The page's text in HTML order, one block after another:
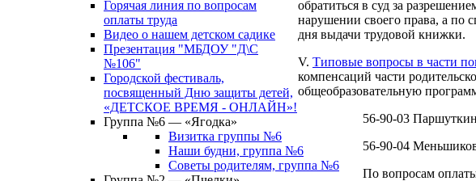
Горячая линия по вопросам
оплаты труда
Видео о нашем детском садике
Презентация "МБДОУ "Д\С
№106"
Городской фестиваль,
посвященный Дню защиты детей,
«ДЕТСКОЕ ВРЕМЯ - ОНЛАЙН»!
Группа №6 — «Ягодка»
Визитка группы №6
Наши будни, группа №6
Советы родителям, группа №6
обратиться в суд за
нарушении своего права, а по
дня выдачи трудовой книжки.
V. Типовые вопросы в части
компенсаций части
общеобразовательную
56-90-03
56-90-04
По вопросам